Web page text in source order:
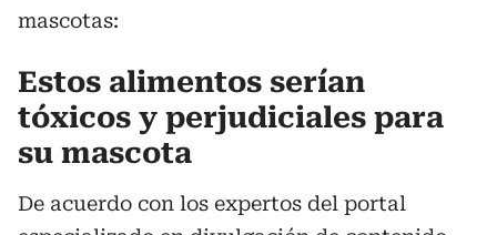
mascotas:
Estos alimentos serían
tóxicos y perjudiciales para
su mascota
De acuerdo con los expertos del portal